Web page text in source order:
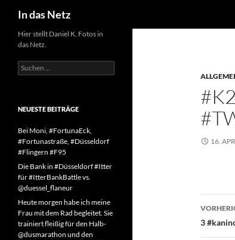
Inhalt
springen
In das Netz
16.
3
Hier stellt Daniel K. Fotos in
das Netz.
Suchen
nach:
NEUESTE BEITRÄGE
Bei Moni, #FortunaEck,
#Fortunastraße, #Düsseldorf
#Flingern #F95
Die Bank in #Düsseldorf #Itter
für #ItterBankBattle vs.
@duessel_flaneur
Heute morgen habe ich meine
Frau mit dem Rad begleitet. Sie
trainiert fleißig für den Halb-
@dusmarathon und den